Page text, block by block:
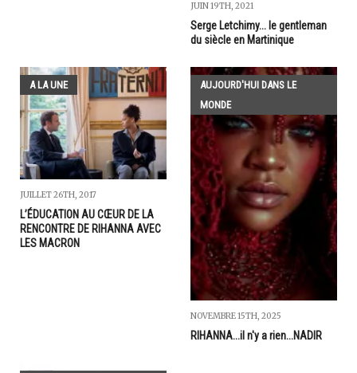
JUIN 19TH, 2021
Serge Letchimy... le gentleman
du siècle en Martinique
A LA UNE
JUILLET 26TH, 2017
L’ÉDUCATION AU CŒUR DE LA
RENCONTRE DE RIHANNA AVEC
LES MACRON
AUJOURD'HUI DANS LE
MONDE
NOVEMBRE 15TH, 2025
RIHANNA...il n'y a rien...NADIR